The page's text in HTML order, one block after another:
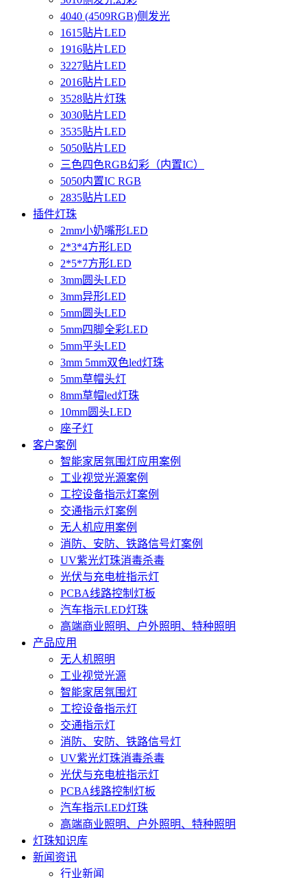
4040 (4509RGB)侧发光
1615贴片LED
1916贴片LED
3227贴片LED
2016贴片LED
3528贴片灯珠
3030贴片LED
3535贴片LED
5050贴片LED
三色四色RGB幻彩（内置IC）
5050内置IC RGB
2835贴片LED
插件灯珠
2mm小奶嘴形LED
2*3*4方形LED
2*5*7方形LED
3mm圆头LED
3mm异形LED
5mm圆头LED
5mm四脚全彩LED
5mm平头LED
3mm 5mm双色led灯珠
5mm草帽头灯
8mm草帽led灯珠
10mm圆头LED
座子灯
客户案例
智能家居氛围灯应用案例
工业视觉光源案例
工控设备指示灯案例
交通指示灯案例
无人机应用案例
消防、安防、铁路信号灯案例
UV紫光灯珠消毒杀毒
光伏与充电桩指示灯
PCBA线路控制灯板
汽车指示LED灯珠
高端商业照明、户外照明、特种照明
产品应用
无人机照明
工业视觉光源
智能家居氛围灯
工控设备指示灯
交通指示灯
消防、安防、铁路信号灯
UV紫光灯珠消毒杀毒
光伏与充电桩指示灯
PCBA线路控制灯板
汽车指示LED灯珠
高端商业照明、户外照明、特种照明
灯珠知识库
新闻资讯
行业新闻